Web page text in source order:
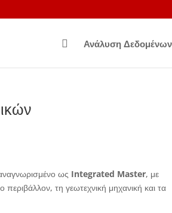
 Ανάλυση Δεδομένων
ως Integrated Master, με
περιβάλλον, τη γεωτεχνική μηχανική και τα